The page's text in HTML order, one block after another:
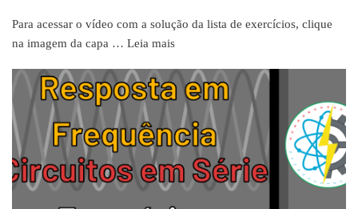
Para acessar o vídeo com a solução da lista de exercícios, clique
na imagem da capa … Leia mais